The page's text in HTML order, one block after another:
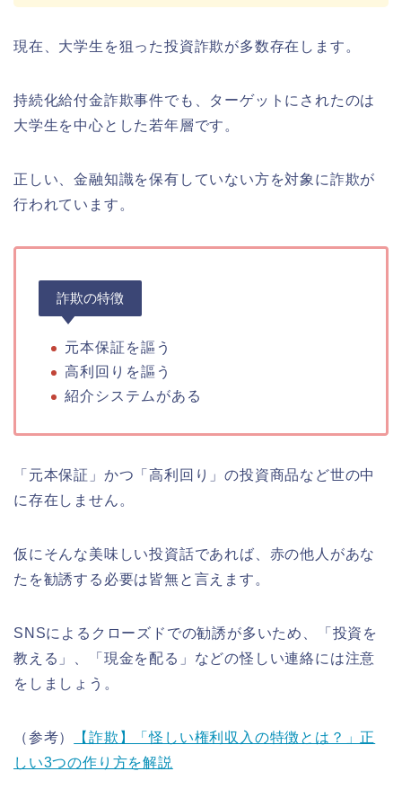
現在、大学生を狙った投資詐欺が多数存在します。
持続化給付金詐欺事件でも、ターゲットにされたのは
大学生を中心とした若年層です。
正しい、金融知識を保有していない方を対象に詐欺が
行われています。
詐欺の特徴
元本保証を謳う
高利回りを謳う
紹介システムがある
「元本保証」かつ「高利回り」の投資商品など世の中
に存在しません。
仮にそんな美味しい投資話であれば、赤の他人があな
たを勧誘する必要は皆無と言えます。
SNSによるクローズドでの勧誘が多いため、「投資を
教える」、「現金を配る」などの怪しい連絡には注意
をしましょう。
（参考）
【詐欺】「怪しい権利収入の特徴とは？」正
しい3つの作り方を解説